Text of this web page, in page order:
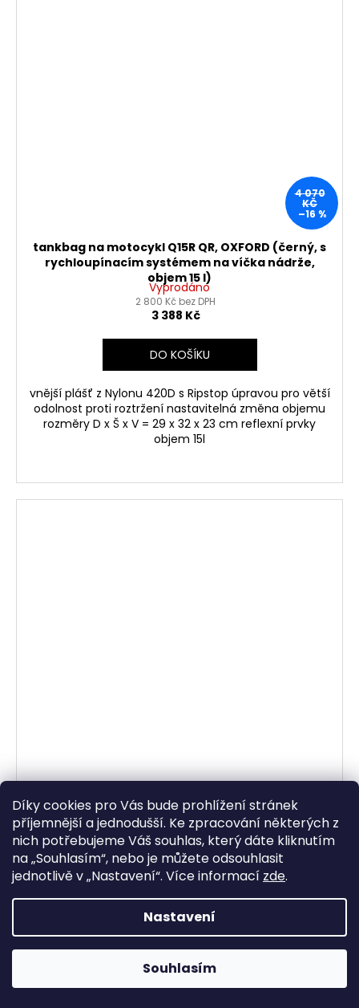
Díky cookies pro Vás bude prohlížení stránek
příjemnější a jednodušší. Ke zpracování některých z
nich potřebujeme Váš souhlas, který dáte kliknutím
na „Souhlasím“, nebo je můžete odsouhlasit
jednotlivě v „Nastavení“. Více informací zde.
Nastavení
Souhlasím
4 070
KČ
–16 %
tankbag na motocykl Q15R QR, OXFORD (černý, s
rychloupínacím systémem na víčka nádrže,
objem 15 l)
Vyprodáno
2 800 Kč bez DPH
3 388 Kč
DO KOŠÍKU
vnější plášť z Nylonu 420D s Ripstop úpravou pro větší
odolnost proti roztržení nastavitelná změna objemu
rozměry D x Š x V = 29 x 32 x 23 cm reflexní prvky
objem 15l
tankbag na motocykl Q30R QR, OXFORD (černý, s
rychloupínacím systémem na víčka nádrže,
objem 30 l)
Skladem
3 859,50 Kč bez DPH
4 670 Kč
DO KOŠÍKU
vnější plášť z Nylonu 420D s Ripstop úpravou pro větší